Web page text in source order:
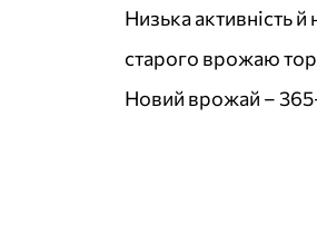
Низька активність
старого врожаю
Новий врожай –